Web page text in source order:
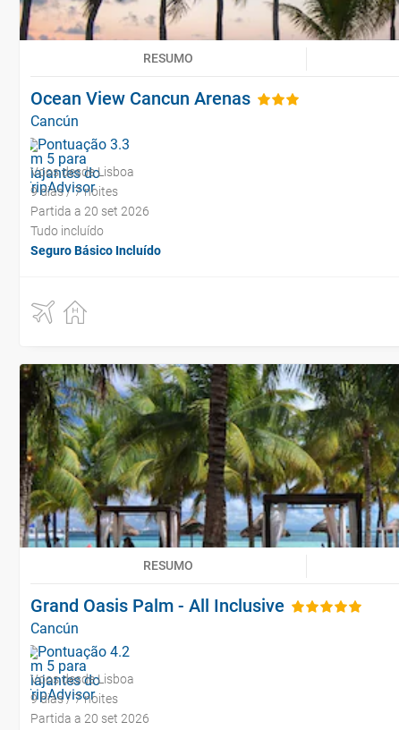
RESUMO
Ocean View Cancun Arenas
Cancún
Voos desde Lisboa
9 dias / 7 noites
Partida a 20 set 2026
Tudo incluído
Seguro Básico Incluído
RESUMO
Grand Oasis Palm - All Inclusive
Cancún
Voos desde Lisboa
9 dias / 7 noites
Partida a 20 set 2026